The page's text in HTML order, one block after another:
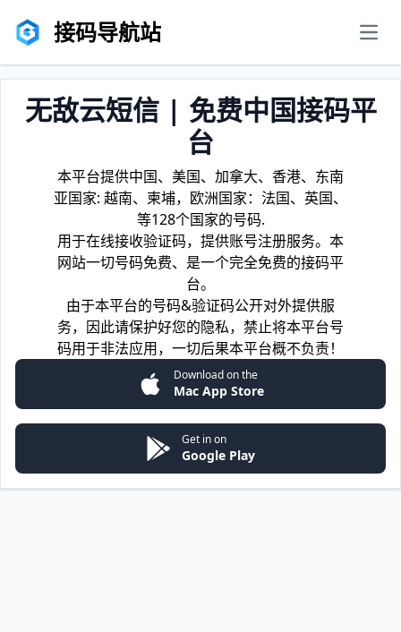
接码导航站
无敌云短信 | 免费中国接码平
台
本平台提供中国、美国、加拿大、香港、东南
亚国家: 越南、柬埔，欧洲国家：法国、英国、
等128个国家的号码.
用于在线接收验证码，提供账号注册服务。本
网站一切号码免费、是一个完全免费的接码平
台。
由于本平台的号码&验证码公开对外提供服
务，因此请保护好您的隐私，禁止将本平台号
码用于非法应用，一切后果本平台概不负责！
Download on the
Mac App Store
Get in on
Google Play